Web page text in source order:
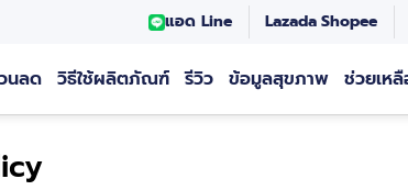
แอด Line LazadaShopee
นลด วิธีใช้ผลิตภัณฑ์ รีวิว ข้อมูลสุขภาพ ช่วยเห